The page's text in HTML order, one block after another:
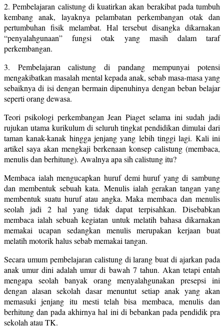
2. Pembelajaran calistung di kuatirkan akan berakibat pada tumbuh
kembang anak, layaknya pelambatan perkembangan otak dan
pertumbuhan fisik melambat. Hal tersebut disangka dikarnakan
“penyalahgunaan” fungsi otak yang masih dalam taraf
perkembangan.
3. Pembelajaran calistung di pandang mempunyai potensi
mengakibatkan masalah mental kepada anak, sebab masa-masa yang
sebaiknya di isi dengan bermain dipenuhinya dengan beban belajar
seperti orang dewasa.
Teori psikologi perkembangan Jean Piaget selama ini sudah jadi
rujukan utama kurikulum di seluruh tingkat pendidikan dimulai dari
taman kanak-kanak hingga jenjang yang lebih tinggi lagi. Kali ini
artikel saya akan mengkaji berkenaan konsep calistung (membaca,
menulis dan berhitung). Awalnya apa sih calistung itu?
Membaca ialah mengucapkan huruf demi huruf yang di sambung
dan membentuk sebuah kata. Menulis ialah gerakan tangan yang
membentuk suatu huruf atau angka. Maka membaca dan menulis
seolah jadi 2 hal yang tidak dapat terpisahkan. Disebabkan
membaca ialah sebuah kegiatan untuk melatih bahasa dikarnakan
memakai ucapan sedangkan menulis merupakan kerjaan buat
melatih motorik halus sebab memakai tangan.
Secara umum pembelajaran calistung di larang buat di ajarkan pada
anak umur dini adalah umur di bawah 7 tahun. Akan tetapi entah
mengapa seolah banyak orang menyalahgunakan presepsi ini
dengan alasan sekolah dasar menuntut setiap anak yang akan
memasuki jenjang itu mesti telah bisa membaca, menulis dan
berhitung dan pada akhirnya hal ini di bebankan pada pendidik pra
sekolah atau TK.